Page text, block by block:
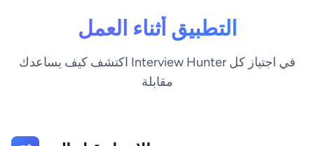
التطبيق أثناء العمل
اكتشف كيف يساعدك Interview Hunter في اجتياز كل
مقابلة